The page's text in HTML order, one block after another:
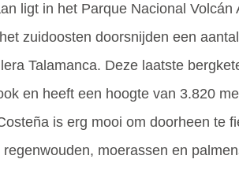
ligt in het Parque Nacional
zuidoosten doorsnijden een
Talamanca. Deze laatste
en heeft een hoogte van 3.820
is erg mooi om doorheen te
moerassen en